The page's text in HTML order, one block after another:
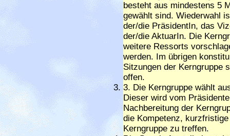
besteht aus mindestens 5
gewählt sind. Wiederwahl
der/die PräsidentIn, das
der/die AktuarIn. Die
weitere Ressorts
werden. Im übrigen
Sitzungen der Kerngruppe
offen.
3. Die Kerngruppe wählt
Dieser wird vom
Nachbereitung der
die Kompetenz,
Kerngruppe zu treffen.